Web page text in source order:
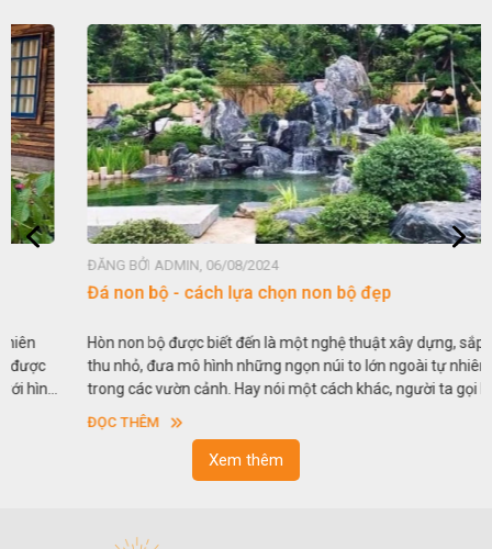
ĐĂNG BỞI ADMIN, 06/08/2024
Đá non bộ - cách lựa chọn non bộ đẹp
Hòn non bộ được biết đến là một nghệ thuật xây dựng, sắp đặt,
thu nhỏ, đưa mô hình những ngọn núi to lớn ngoài tự nhiên vào
trong các vườn cảnh. Hay nói một cách khác, người ta gọi là “giả
sơn”. Nghệ thuật hòn non bộ nhằm phục vụ cho mục đích thưởng
ngoạn và phong thủy trong cuộc sống.
ĐỌC THÊM
Xem thêm